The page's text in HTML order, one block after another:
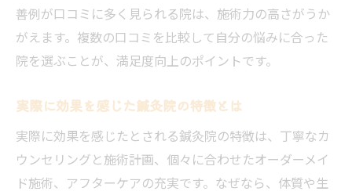
善例が口コミに多く見られる院は、施術力の高さがうか
がえます。複数の口コミを比較して自分の悩みに合った
院を選ぶことが、満足度向上のポイントです。
実際に効果を感じた鍼灸院の特徴とは
実際に効果を感じたとされる鍼灸院の特徴は、丁寧なカ
ウンセリングと施術計画、個々に合わせたオーダーメイ
ド施術、アフターケアの充実です。なぜなら、体質や生